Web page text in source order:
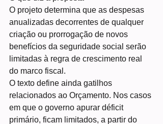
O projeto determina que as despesas
anualizadas decorrentes de qualquer
criação ou prorrogação de novos
benefícios da seguridade social serão
limitadas à regra de crescimento real
do marco fiscal.
O texto define ainda gatilhos
relacionados ao Orçamento. Nos casos
em que o governo apurar déficit
primário, ficam limitados, a partir do